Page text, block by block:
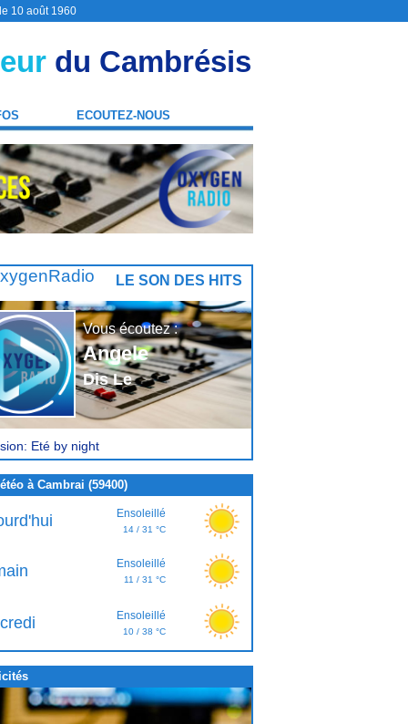
10 août 1960
du Cambrésis
ECOUTEZ-NOUS
LE SON DES HITS
Vous écoutez :
Angele
Dis Le
Eté by night
à Cambrai (59400)
Ensoleillé
14 / 31 °C
Ensoleillé
11 / 31 °C
Ensoleillé
10 / 38 °C